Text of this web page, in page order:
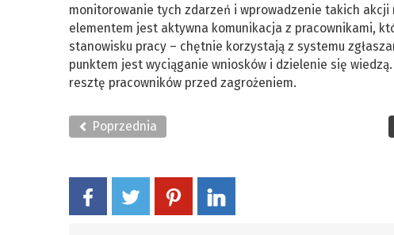
monitorowanie tych zdarzeń i wprowadzenie takich
elementem jest aktywna komunikacja z pracownikami,
stanowisku pracy – chętnie korzystają z systemu
punktem jest wyciąganie wniosków i dzielenie się
resztę pracowników przed zagrożeniem.
Poprzednia